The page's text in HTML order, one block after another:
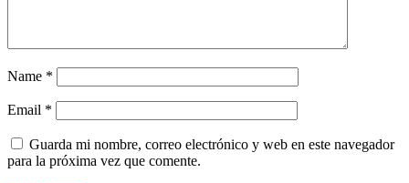
Name *
Email *
Guarda mi nombre, correo electrónico y web en este navegador
para la próxima vez que comente.